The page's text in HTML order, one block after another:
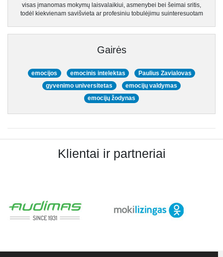
visas įmanomas mokymų laisvalaikiui, asmenybei bei šeimai sritis,
todėl kiekvienam savišvieta ar profesiniu tobulėjimu suinteresuotam
Gairės
emocijos emocinis intelektas
Paulius Zavialovas
gyvenimo universitetas
emocijų valdymas
emocijų žodynas
Klientai ir partneriai